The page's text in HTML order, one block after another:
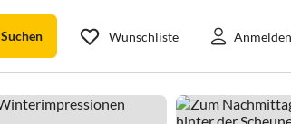
Suchen Wunschliste Anmelden